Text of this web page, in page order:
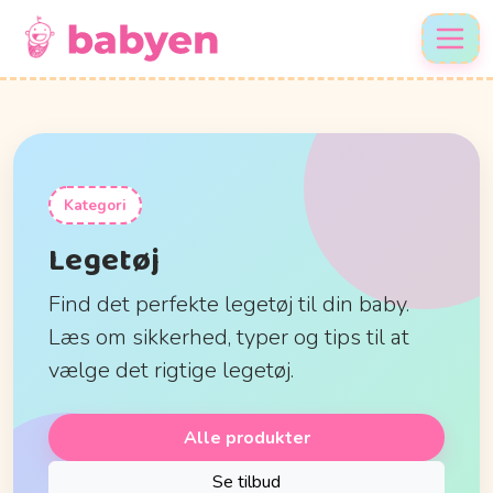
Kategori
Legetøj
Find det perfekte legetøj til din baby.
Læs om sikkerhed, typer og tips til at
vælge det rigtige legetøj.
Alle produkter
Se tilbud